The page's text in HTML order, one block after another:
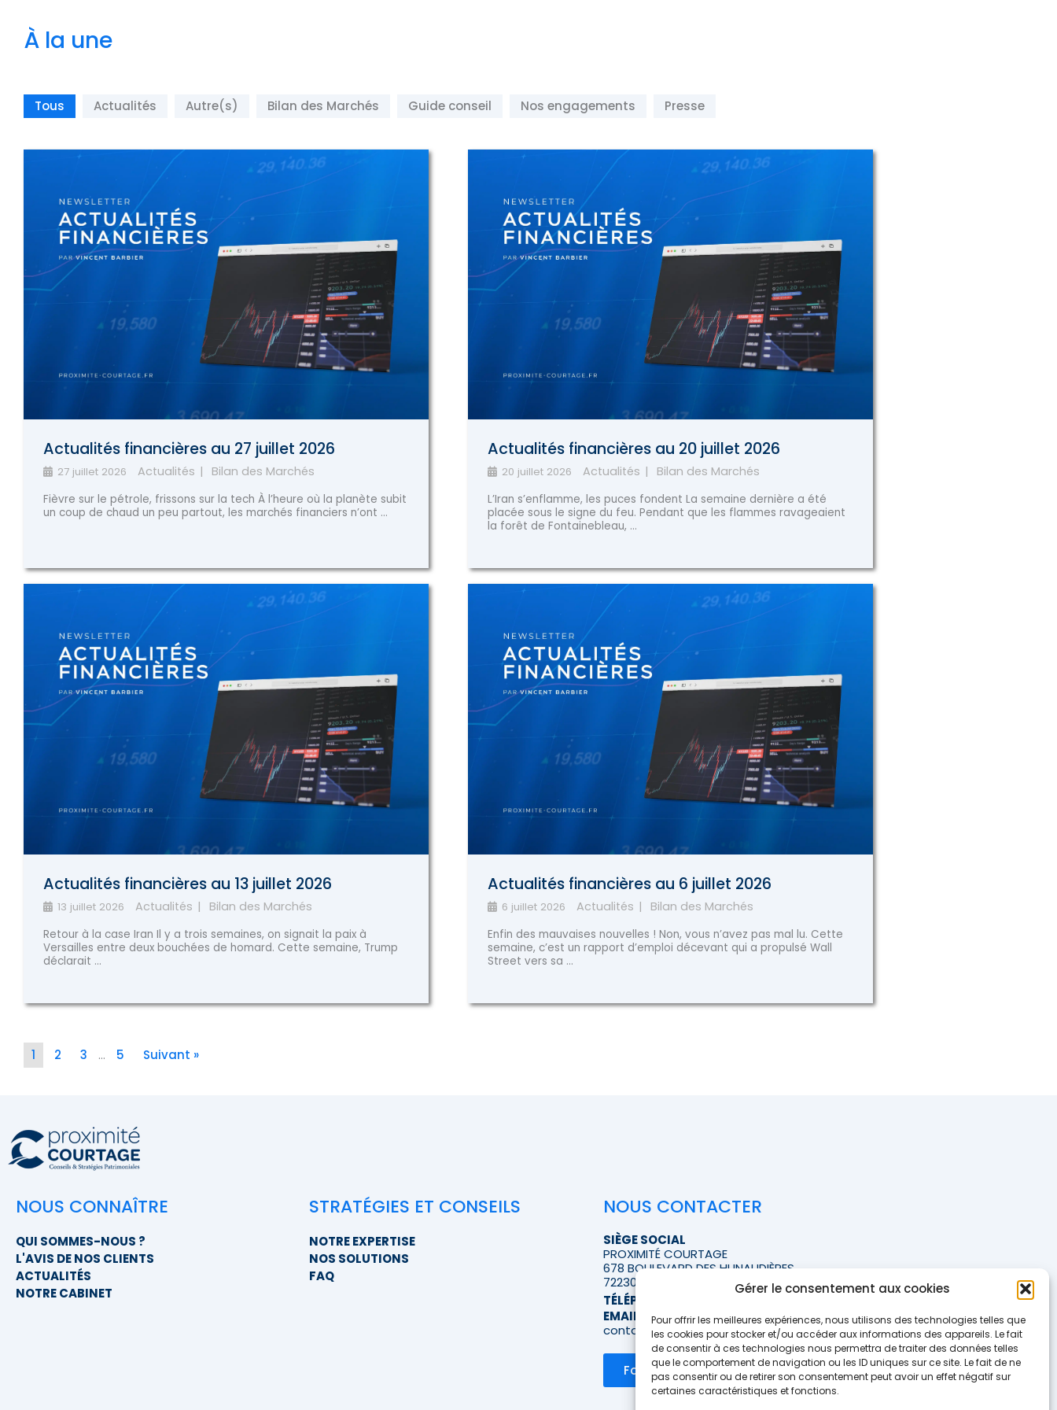
Gérer le consentement aux cookies
Pour offrir les meilleures expériences, nous utilisons des technologies telles que
les cookies pour stocker et/ou accéder aux informations des appareils. Le fait
de consentir à ces technologies nous permettra de traiter des données telles
que le comportement de navigation ou les ID uniques sur ce site. Le fait de ne
pas consentir ou de retirer son consentement peut avoir un effet négatif sur
certaines caractéristiques et fonctions.
À la une
Tous Actualités Autre(s) Bilan des Marchés Guide conseil Nos engagements Presse
Actualités financières au 27 juillet 2026
27 juillet 2026 Actualités Bilan des Marchés
Fièvre sur le pétrole, frissons sur la tech À l’heure où la planète subit
un coup de chaud un peu partout, les marchés financiers n’ont ...
Actualités financières au 20 juillet 2026
20 juillet 2026 Actualités Bilan des Marchés
L’Iran s’enflamme, les puces fondent La semaine dernière a été
placée sous le signe du feu. Pendant que les flammes ravageaient
la forêt de Fontainebleau, ...
Actualités financières au 13 juillet 2026
13 juillet 2026 Actualités Bilan des Marchés
Retour à la case Iran Il y a trois semaines, on signait la paix à
Versailles entre deux bouchées de homard. Cette semaine, Trump
déclarait ...
Actualités financières au 6 juillet 2026
6 juillet 2026 Actualités Bilan des Marchés
Enfin des mauvaises nouvelles ! Non, vous n’avez pas mal lu. Cette
semaine, c’est un rapport d’emploi décevant qui a propulsé Wall
Street vers sa ...
1 2 3 … 5 Suivant »
NOUS CONNAÎTRE
QUI SOMMES-NOUS ?
L'AVIS DE NOS CLIENTS
ACTUALITÉS
NOTRE CABINET
STRATÉGIES ET CONSEILS
NOTRE EXPERTISE
NOS SOLUTIONS
FAQ
NOUS CONTACTER
SIÈGE SOCIAL
PROXIMITÉ COURTAGE
678 BOULEVARD DES HUNAUDIÈRES
72230 RUAUDIN
TÉLÉPHONE
EMAIL
contact@proximite-courtage.fr
Formulaire de contact